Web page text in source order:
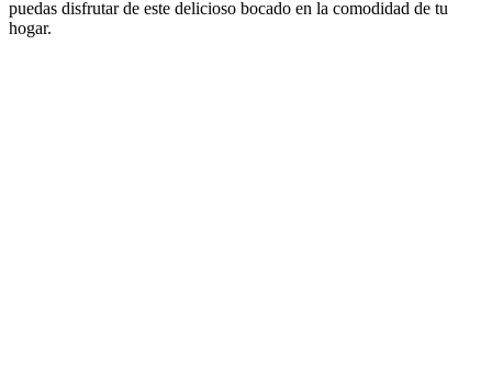
puedas disfrutar de este delicioso bocado en la comodidad de tu
hogar.